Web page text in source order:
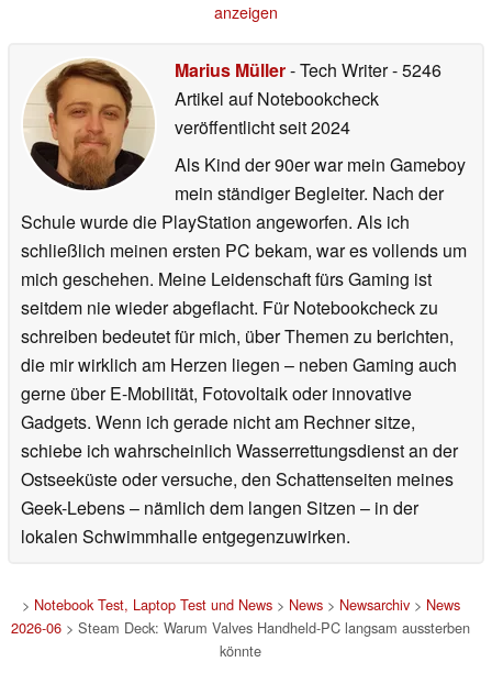
die Charts
anzeigen
Marius Müller- Tech Writer- 5246
Artikel auf Notebookcheck
veröffentlichtseit 2024
Als Kind der 90er war mein Gameboy
mein ständiger Begleiter. Nach der
Schule wurde die PlayStation angeworfen. Als ich
schließlich meinen ersten PC bekam, war es vollends um
mich geschehen. Meine Leidenschaft fürs Gaming ist
seitdem nie wieder abgeflacht. Für Notebookcheck zu
schreiben bedeutet für mich, über Themen zu berichten,
die mir wirklich am Herzen liegen – neben Gaming auch
gerne über E-Mobilität, Fotovoltaik oder innovative
Gadgets. Wenn ich gerade nicht am Rechner sitze,
schiebe ich wahrscheinlich Wasserrettungsdienst an der
Ostseeküste oder versuche, den Schattenseiten meines
Geek-Lebens – nämlich dem langen Sitzen – in der
lokalen Schwimmhalle entgegenzuwirken.
> Notebook Test, Laptop Test und News> News> Newsarchiv> News
2026-06 > Steam Deck: Warum Valves Handheld-PC langsam aussterben
könnte